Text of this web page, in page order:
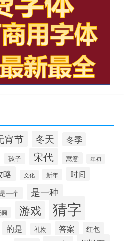
宵节 冬天 冬季
孩子 宋代 寓意 年初
略 文化 新年 时间
是一个 是一种
圆 游戏 猜字
的是 礼物 答案 红包